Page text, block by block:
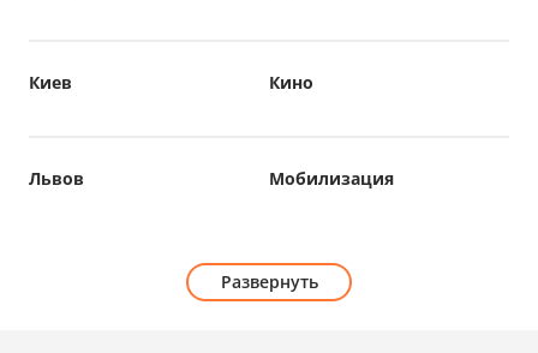
Киев Кино
Львов Мобилизация
Развернуть